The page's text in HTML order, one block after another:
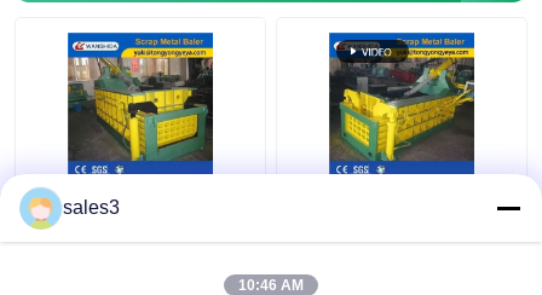
Meneruskan Mesin
Baler Logam Hidraulik
Baling Press
sales3
10:46 AM